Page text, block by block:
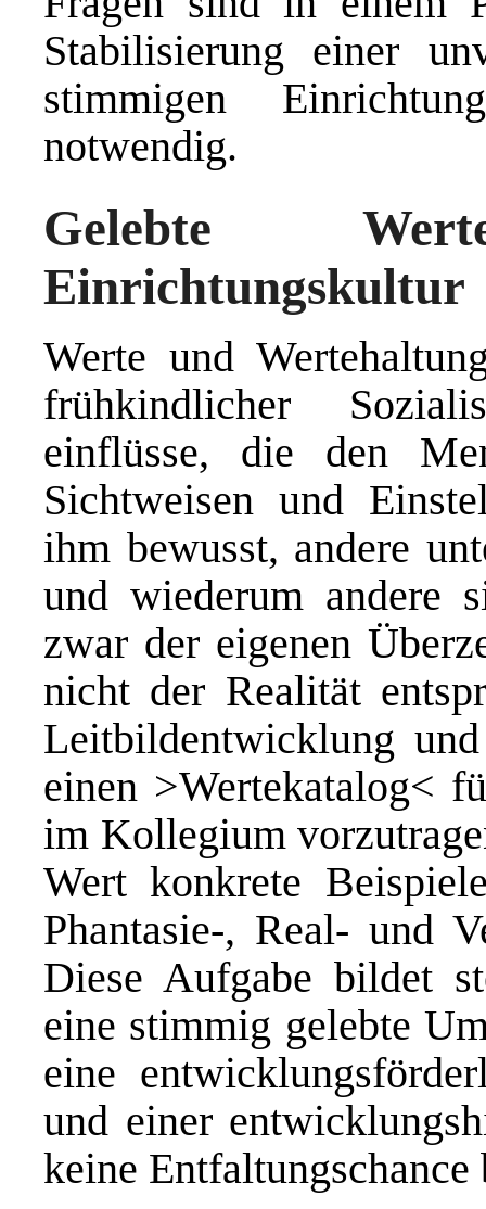
Stabilisierung einer
stimmigen
notwendig.
Gelebte
Einrichtungskultur
Werte und
frühkindlicher
einflüsse, die den
Sichtweisen und
ihm bewusst, andere
und wiederum andere
zwar der eigenen
nicht der Realität
Leitbildentwicklung
einen >Wertekatalog<
im Kollegium
Wert konkrete
Phantasie-, Real- und
Diese Aufgabe bildet
eine stimmig gelebte
eine
und einer
keine Entfaltungschance